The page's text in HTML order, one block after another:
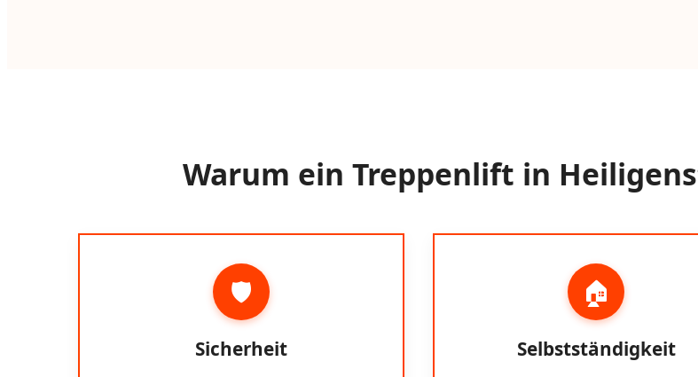
Warum ein Treppenlift in
🛡️
Sicherheit
🏠
Selbstständigkeit